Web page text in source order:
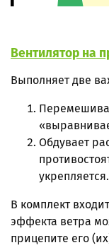
Вентилятор на
Выполняет две
Обдувает
укрепляется.
В комплект
эффекта ветра
прицепите его